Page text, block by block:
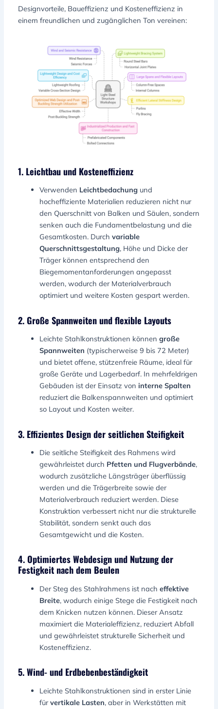
Designvorteile, Baueffizienz und Kosteneffizienz in
einem freundlichen und zugänglichen Ton vereinen:
1. Leichtbau und Kosteneffizienz
Verwenden Leichtbedachung und
hocheffiziente Materialien reduzieren nicht nur
den Querschnitt von Balken und Säulen, sondern
senken auch die Fundamentbelastung und die
Gesamtkosten. Durchvariable
Querschnittsgestaltung, Höhe und Dicke der
Träger können entsprechend den
Biegemomentanforderungen angepasst
werden, wodurch der Materialverbrauch
optimiert und weitere Kosten gespart werden.
2. Große Spannweiten und flexible Layouts
Leichte Stahlkonstruktionen könnengroße
Spannweiten (typischerweise 9 bis 72 Meter)
und bietet offene, stützenfreie Räume, ideal für
große Geräte und Lagerbedarf. In mehrfeldrigen
Gebäuden ist der Einsatz von interne Spalten
reduziert die Balkenspannweiten und optimiert
so Layout und Kosten weiter.
3. Effizientes Design der seitlichen Steifigkeit
Die seitliche Steifigkeit des Rahmens wird
gewährleistet durch Pfetten und Flugverbände,
wodurch zusätzliche Längsträger überflüssig
werden und die Trägerbreite sowie der
Materialverbrauch reduziert werden. Diese
Konstruktion verbessert nicht nur die strukturelle
Stabilität, sondern senkt auch das
Gesamtgewicht und die Kosten.
4. Optimiertes Webdesign und Nutzung der
Festigkeit nach dem Beulen
Der Steg des Stahlrahmens ist nacheffektive
Breite, wodurch einige Stege die Festigkeit nach
dem Knicken nutzen können. Dieser Ansatz
maximiert die Materialeffizienz, reduziert Abfall
und gewährleistet strukturelle Sicherheit und
Kosteneffizienz.
5. Wind- und Erdbebenbeständigkeit
Leichte Stahlkonstruktionen sind in erster Linie
fürvertikale Lasten, aber in Werkstätten mit